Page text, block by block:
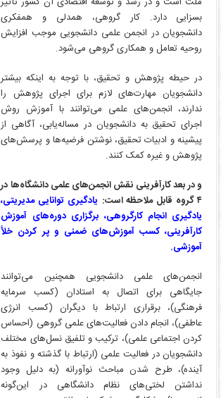
بسزایی دارد. کار گروهی، همدلی و همفکری
دانشجویان در انجمن علمی دانشجویی موجب افزایش
روحیه تعامل و همکاری گروهی می‌شود.
در حیطه پژوهش و تحقیق، با توجه به اینکه بیشتر
دانشجویان مهارت‌های لازم برای اجرای پژوهش را
ندارند، انجمن‌های علمی می‌توانند با آموزش روش
اجرای تحقیق به دانشجویان در مساله‌یابی، آگاهی از
پیشینه و ادبیات تحقیق، نوشتن فرضیه‌ها و پرسش‌های
پژوهش و غیره کمک کنند.
و در بعد کارآفرینی نقش انجمن‌های علمی دانشگاه‌ها در
۴ گروه قابل ملاحظه است:
یادگیری توانایی مدیریتی،
یادگیری انجام کارگروهی، برگزاری دوره‌های آموزش
کارآفرینی، کسب آموزش‌های ضمنی و پر کردن خلأ
آموزشی.
انجمن‌های علمی دانشجویی همچنین می‌توانند
جایگاهی برای اتصال به استادان (کسب سرمایه
فرهنگی)، برقراری ارتباط با دیگران (کسب انرژی
عاطفی)، انجام دادن فعالیت‌های علمی گروهی (احساس
کردن اجتماعی علمی)، ترکیب و تلفیق نسل‌های مختلف
دانشجویان در فعالیت علمی (ارتباط با گذشته و نفوذ به
آینده)، طرح شدن مباحث نوآورانه (به دلیل وجود
نداشتن لختی‌های نظام دانشگاهی در این‌گونه